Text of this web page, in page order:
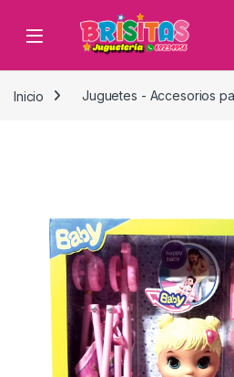
Inicio Juguetes - Accesorios